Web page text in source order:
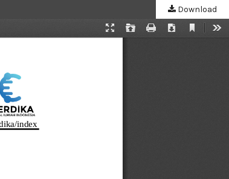
Download